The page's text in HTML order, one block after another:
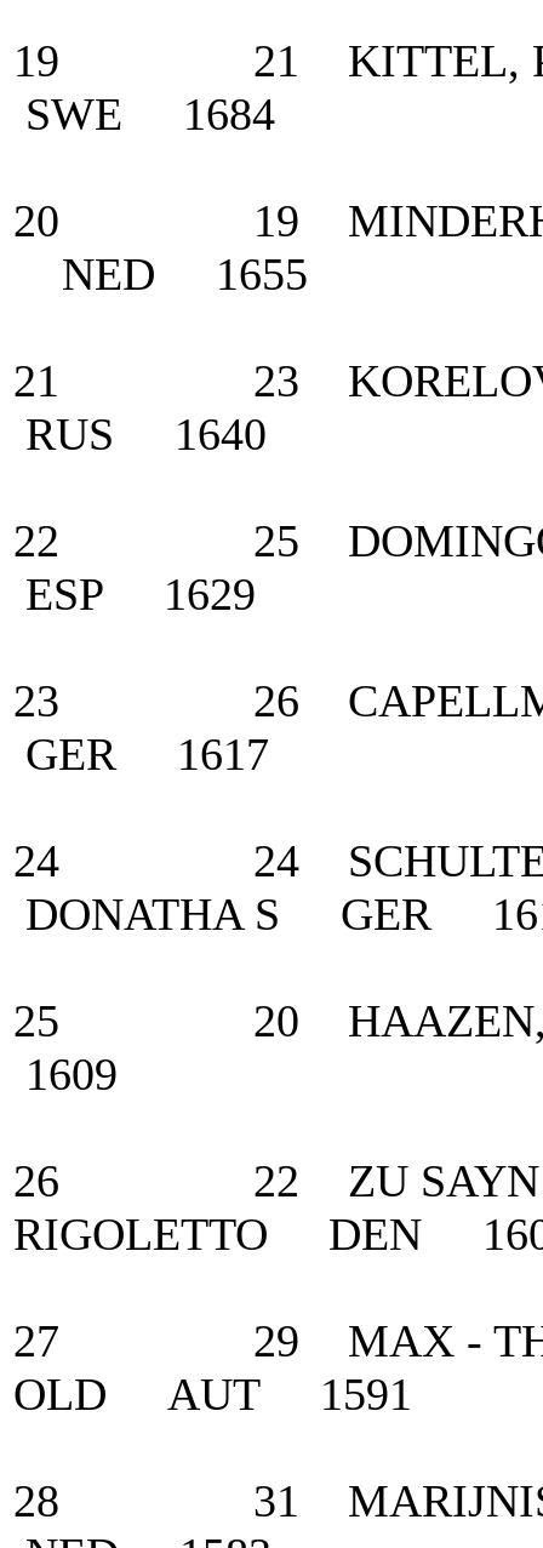
19 21 KITTEL,
SWE 1684
20 19
NED 1655
21 23
RUS 1640
22 25 DOMINGO
ESP 1629
23 26
GER 1617
24 24 SCHULTEN
DONATHA S GER
25 20 HAAZEN,
1609
26 22 ZU SAYN -
RIGOLETTO DEN
27 29 MAX -
OLD AUT 1591
28 31